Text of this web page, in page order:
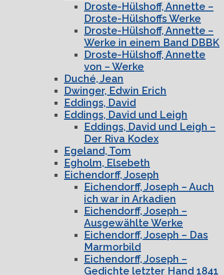
Droste-Hülshoff, Annette –
Droste-Hülshoffs Werke
Droste-Hülshoff, Annette –
Werke in einem Band DBBK
Droste-Hülshoff, Annette
von – Werke
Duché, Jean
Dwinger, Edwin Erich
Eddings, David
Eddings, David und Leigh
Eddings, David und Leigh –
Der Riva Kodex
Egeland, Tom
Egholm, Elsebeth
Eichendorff, Joseph
Eichendorff, Joseph – Auch
ich war in Arkadien
Eichendorff, Joseph –
Ausgewählte Werke
Eichendorff, Joseph – Das
Marmorbild
Eichendorff, Joseph –
Gedichte letzter Hand 1841